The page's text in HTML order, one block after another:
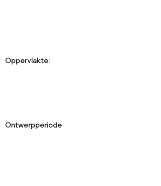
Oppervlakte:
Ontwerpperiode